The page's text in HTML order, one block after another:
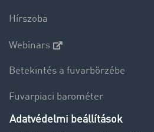
Hírszoba
Webinars
Betekintés a fuvarbörzébe
Fuvarpiaci barométer
Transzportlexikon